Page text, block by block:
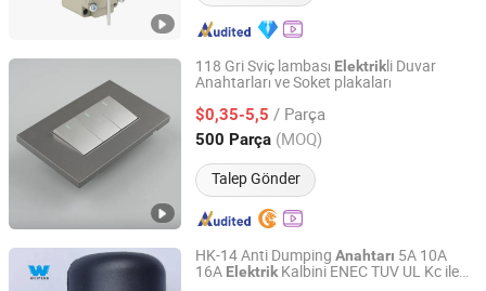
118 Gri Sviç lambası Elektrikli Duvar
Anahtarları ve Soket plakaları
$0,35-5,5 / Parça
500 Parça (MOQ)
Talep Gönder
Wenzhou Amon Electric Co., Ltd
Zhejiang, China Fiyat 2024
HK-14 Anti Dumping Anahtarı 5A 10A
16A ElektrikKalbini ENEC TUV UL Kc ile
YUEQING TONGDA WIRE ELECTRIC FACTORY